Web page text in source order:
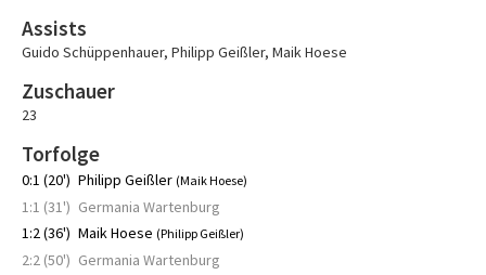
Assists
Guido Schüppenhauer, Philipp Geißler, Maik Hoese
Zuschauer
23
Torfolge
0:1 (20') Philipp Geißler (Maik Hoese)
1:1 (31') Germania Wartenburg
1:2 (36') Maik Hoese (Philipp Geißler)
2:2 (50') Germania Wartenburg